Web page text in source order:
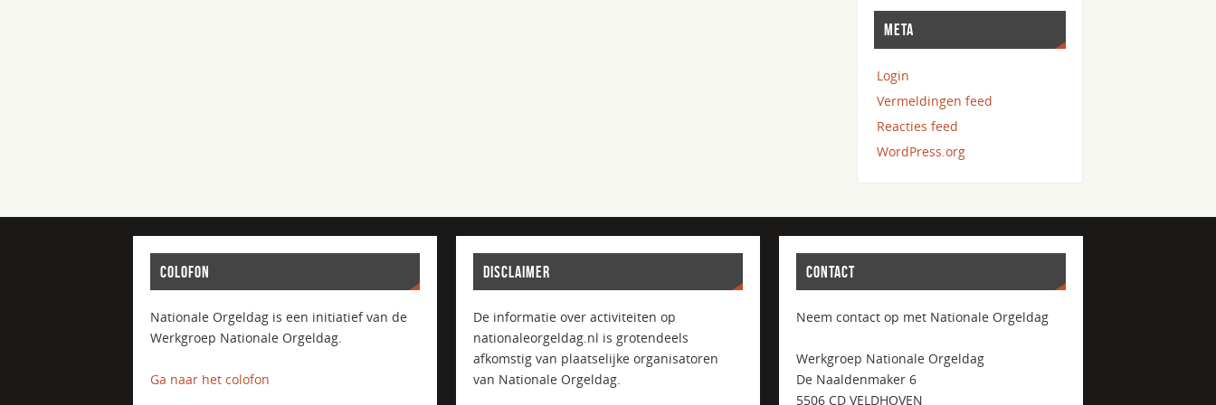
META
Login
Vermeldingen feed
Reacties feed
WordPress.org
COLOFON
Nationale Orgeldag is een initiatief van de
Werkgroep Nationale Orgeldag.
Ga naar het colofon
DISCLAIMER
De informatie over activiteiten op
nationaleorgeldag.nl is grotendeels
afkomstig van plaatselijke organisatoren
van Nationale Orgeldag.
CONTACT
Neem contact op met Nationale Orgeldag
Werkgroep Nationale Orgeldag
De Naaldenmaker 6
5506 CD VELDHOVEN